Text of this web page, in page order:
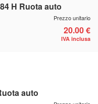
H Ruota auto
Prezzo unitario
20.00 €
IVA inclusa
auto